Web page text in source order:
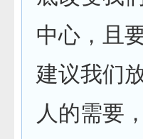
中心，且
建议我们
人的需要